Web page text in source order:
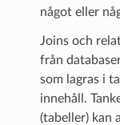
något eller
Joins och
från
som lagras i
innehåll.
(tabeller) kan